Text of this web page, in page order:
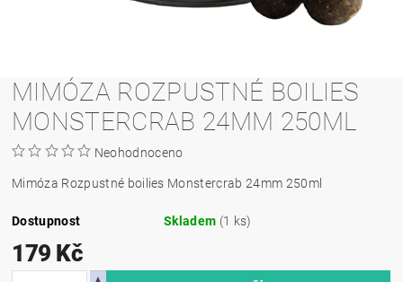
MIMÓZA ROZPUSTNÉ BOILIES
MONSTERCRAB 24MM 250ML
Neohodnoceno
Mimóza Rozpustné boilies Monstercrab 24mm 250ml
Dostupnost Skladem (1 ks)
179 Kč